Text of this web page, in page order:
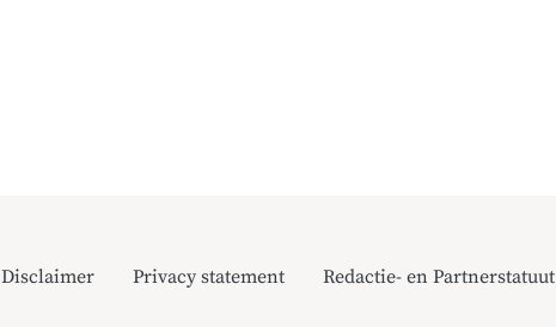
Disclaimer Privacy statement Redactie- en Partnerstatuut